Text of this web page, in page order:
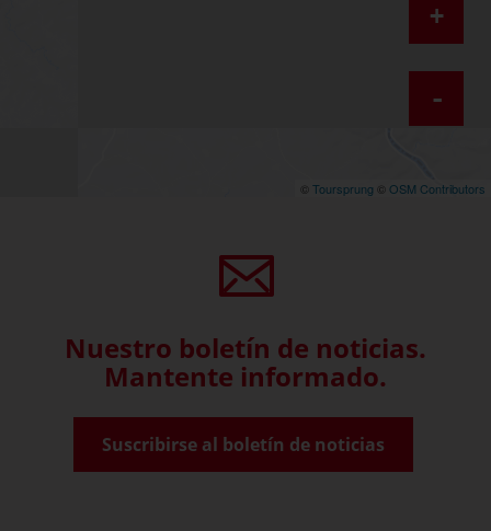
+
-
© Toursprung © OSM Contributors
Nuestro boletín de noticias.
Mantente informado.
Suscribirse al boletín de noticias